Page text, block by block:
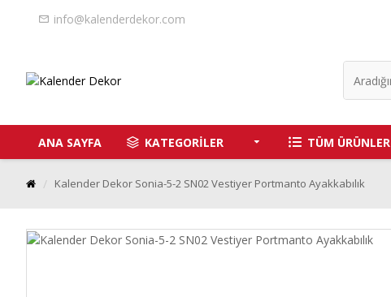
info@kalenderdekor.com
ANA SAYFA KATEGORİLER TÜM ÜRÜNLER
Kalender Dekor Sonia-5-2 SN02 Vestiyer Portmanto Ayakkabılık